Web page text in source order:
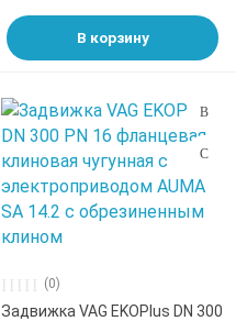
В корзину
(0)
Задвижка VAG EKOPlus DN 300